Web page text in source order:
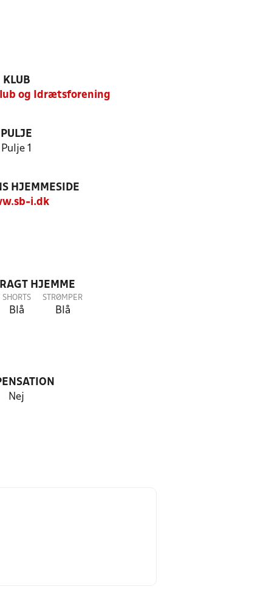
KLUB
og Idrætsforening
PULJE
Pulje 1
HJEMMESIDE
i.dk
HJEMME
SHORTS
Blå
STRØMPER
Blå
Nej